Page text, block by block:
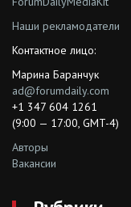
Наши рекламодатели
Контактное лицо:
Марина Баранчук
ad@forumdaily.com
+1 347 604 1261
(9:00 — 17:00, GMT-4)
Авторы
Вакансии